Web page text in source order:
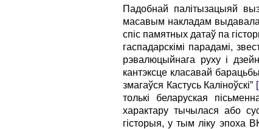
Падобнай палітызацыяй
масавым накладам выдавала
спіс памятных датаў па
гаспадарскімі парадамі,
рэвалюцыйнага руху і
кантэксце класавай
змагаўся Кастусь Каліноўскі”
толькі беларуская
характару тычылася або
гісторыя, у тым ліку эпоха